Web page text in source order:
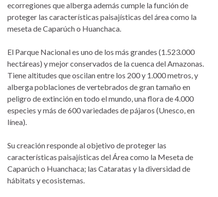
ecorregiones que alberga además cumple la función de
proteger las características paisajísticas del área como la
meseta de Caparúch o Huanchaca.
El Parque Nacional es uno de los más grandes (1.523.000
hectáreas) y mejor conservados de la cuenca del Amazonas.
Tiene altitudes que oscilan entre los 200 y 1.000 metros, y
alberga poblaciones de vertebrados de gran tamaño en
peligro de extinción en todo el mundo, una flora de 4.000
especies y más de 600 variedades de pájaros (Unesco, en
línea).
Su creación responde al objetivo de proteger las
características paisajísticas del Área como la Meseta de
Caparúch o Huanchaca; las Cataratas y la diversidad de
hábitats y ecosistemas.